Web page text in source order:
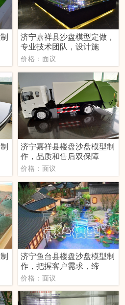
济宁嘉祥县沙盘模型定做，
专业技术团队，设计施
价格：面议
济宁嘉祥县楼盘沙盘模型制
作，品质和售后双保障
价格：面议
济宁鱼台县楼盘沙盘模型制
作，把握客户需求，缔
价格：面议